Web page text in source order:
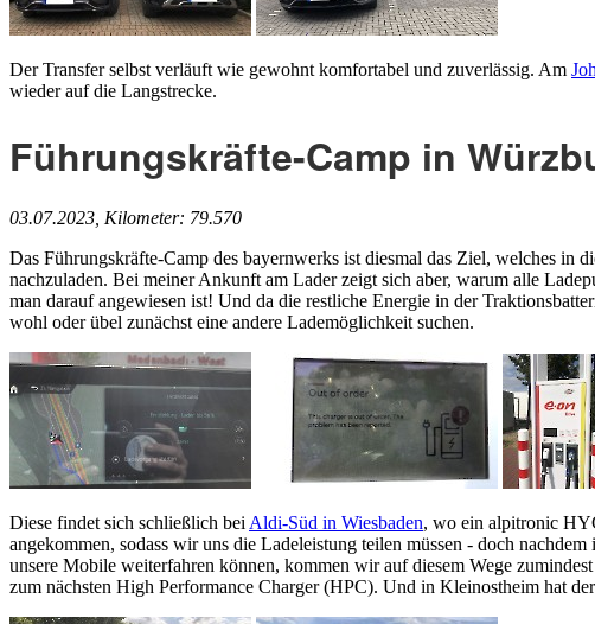
Der Transfer selbst verläuft wie gewohnt komfortabel und zuverlässig. Am
wieder auf die Langstrecke.
Führungskräfte-Camp in
03.07.2023, Kilometer: 79.570
Das Führungskräfte-Camp des bayernwerks ist diesmal das Ziel, welches in
nachzuladen. Bei meiner Ankunft am Lader zeigt sich aber, warum alle
man darauf angewiesen ist! Und da die restliche Energie in der
wohl oder übel zunächst eine andere Lademöglichkeit suchen.
Diese findet sich schließlich bei Aldi-Süd in Wiesbaden, wo ein alpitronic
angekommen, sodass wir uns die Ladeleistung teilen müssen - doch
unsere Mobile weiterfahren können, kommen wir auf diesem Wege
zum nächsten High Performance Charger (HPC). Und in Kleinostheim hat